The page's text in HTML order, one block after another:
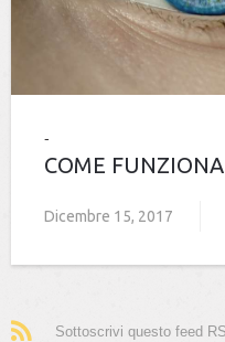
COME
Dicembre 15, 2017
Sottoscrivi questo feed